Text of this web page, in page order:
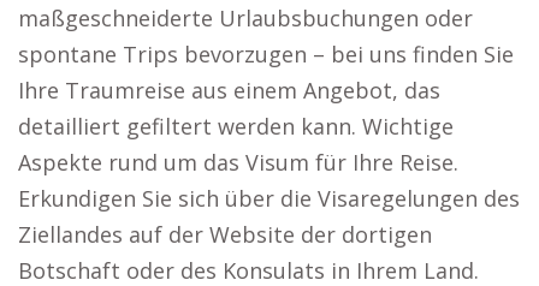
maßgeschneiderte Urlaubsbuchungen oder
spontane Trips bevorzugen – bei uns finden Sie
Ihre Traumreise aus einem Angebot, das
detailliert gefiltert werden kann. Wichtige
Aspekte rund um das Visum für Ihre Reise.
Erkundigen Sie sich über die Visaregelungen des
Ziellandes auf der Website der dortigen
Botschaft oder des Konsulats in Ihrem Land.